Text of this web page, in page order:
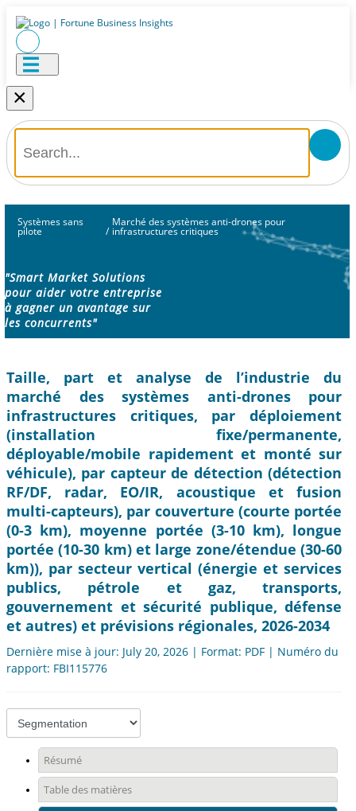
×
Systèmes sans
pilote /
Marché des systèmes anti-drones pour
infrastructures critiques
"Smart Market Solutions
pour aider votre entreprise
à gagner un avantage sur
les concurrents"
Taille, part et analyse de l’industrie du
marché des systèmes anti-drones pour
infrastructures critiques, par déploiement
(installation fixe/permanente,
déployable/mobile rapidement et monté sur
véhicule), par capteur de détection (détection
RF/DF, radar, EO/IR, acoustique et fusion
multi-capteurs), par couverture (courte portée
(0-3 km), moyenne portée (3-10 km), longue
portée (10-30 km) et large zone/étendue (30-60
km)), par secteur vertical (énergie et services
publics, pétrole et gaz, transports,
gouvernement et sécurité publique, défense
et autres) et prévisions régionales, 2026-2034
Dernière mise à jour: July 20, 2026 | Format: PDF | Numéro du
rapport: FBI115776
Résumé
Table des matières